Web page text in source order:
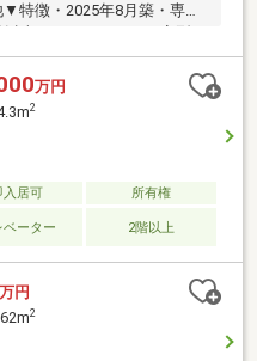
特徴・2025年8月築・専有
LDと一体利用が可能・
有・浴室は1618サイズ・カー
育可能(細則有)▼設備・床
(ミストサウナ付)・TVモニ
境・大阪市立聖和小学校 徒
住まい探しをお手伝いしま
細・ご相談はお気軽にお
万円
2
入居可
所有権
ベーター 2階以上
万円
2